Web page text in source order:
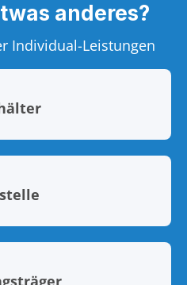
anderes?
Individual-Leistungen